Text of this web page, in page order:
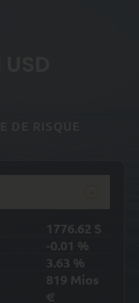
1776.62 $
-0.01 %
3.63 %
819 Mios
€